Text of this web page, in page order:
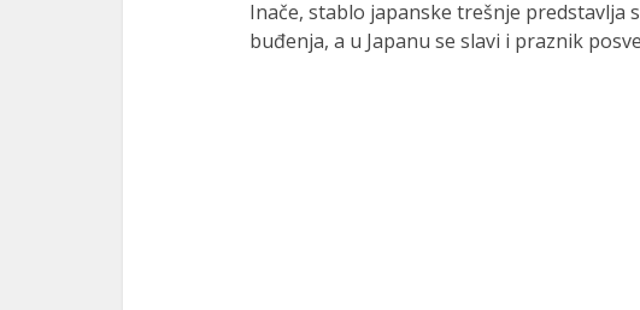
Inače, stablo japanske trešnje predstavlja
buđenja, a u Japanu se slavi i praznik